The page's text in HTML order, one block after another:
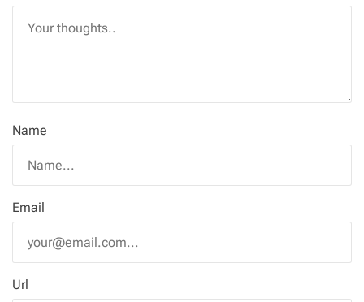
Name
Email
Url